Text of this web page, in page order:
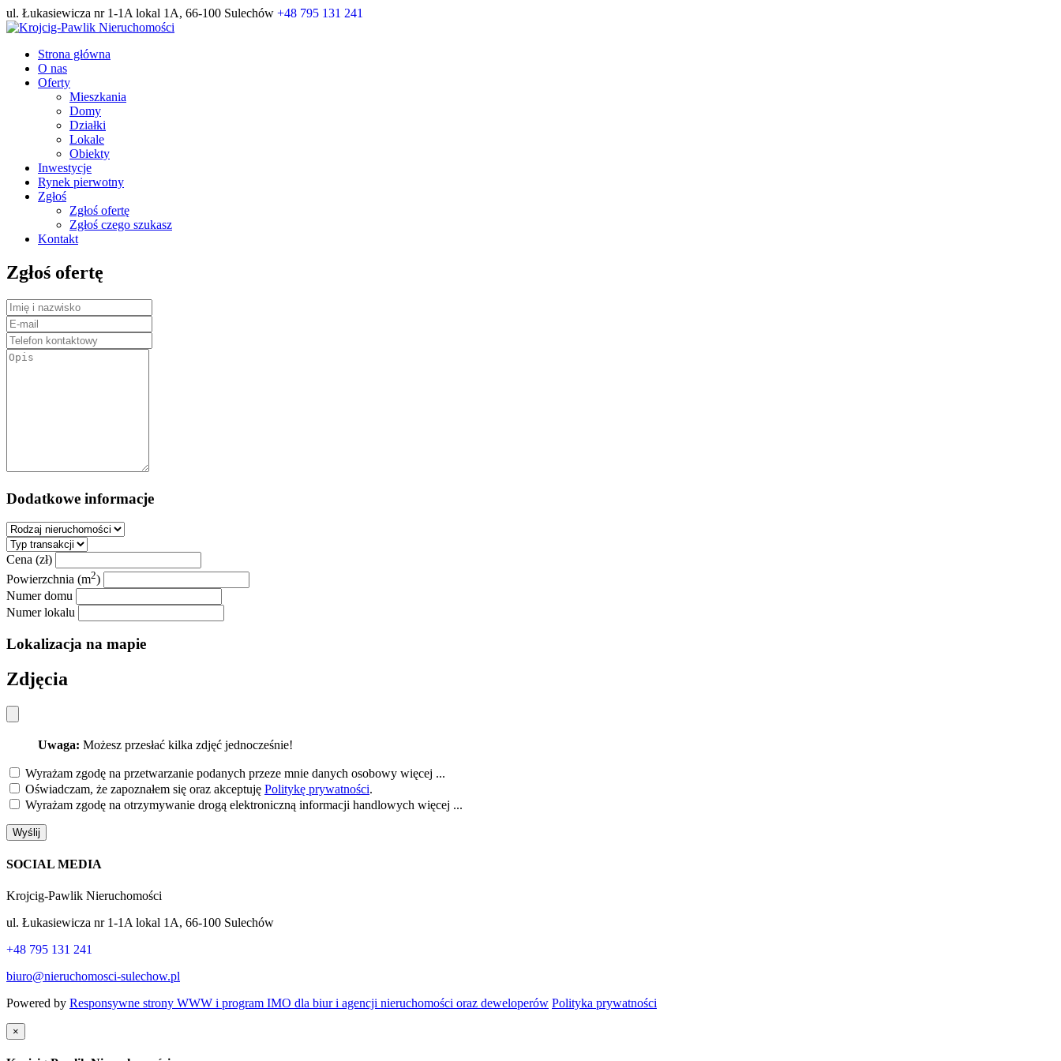
ul. Łukasiewicza nr 1-1A lokal 1A, 66-100 Sulechów +48 795 131 241
Strona główna
O nas
Oferty
Mieszkania
Domy
Działki
Lokale
Obiekty
Inwestycje
Rynek pierwotny
Zgłoś
Zgłoś ofertę
Zgłoś czego szukasz
Kontakt
Zgłoś ofertę
Dodatkowe informacje
Cena (zł)
Powierzchnia (m2)
Numer domu
Numer lokalu
Lokalizacja na mapie
Zdjęcia
Uwaga: Możesz przesłać kilka zdjęć jednocześnie!
Wyrażam zgodę na przetwarzanie podanych przeze mnie danych osobowy więcej ...
Oświadczam, że zapoznałem się oraz akceptuję Politykę prywatności.
Wyrażam zgodę na otrzymywanie drogą elektroniczną informacji handlowych więcej ...
Wyślij
SOCIAL MEDIA
Krojcig-Pawlik Nieruchomości
ul. Łukasiewicza nr 1-1A lokal 1A, 66-100 Sulechów
+48 795 131 241
biuro@nieruchomosci-sulechow.pl
Powered by Responsywne strony WWW i program IMO dla biur i agencji nieruchomości oraz deweloperów Polityka prywatności
×